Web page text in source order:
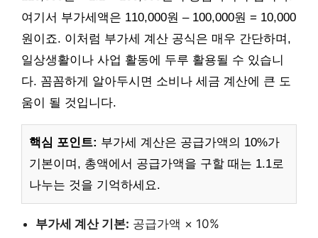
여기서 부가세액은 110,000원 – 100,000원 = 10,000
원이죠. 이처럼 부가세 계산 공식은 매우 간단하며,
일상생활이나 사업 활동에 두루 활용될 수 있습니
다. 꼼꼼하게 알아두시면 소비나 세금 계산에 큰 도
움이 될 것입니다.
핵심 포인트: 부가세 계산은 공급가액의 10%가
기본이며, 총액에서 공급가액을 구할 때는 1.1로
나누는 것을 기억하세요.
부가세 계산 기본: 공급가액 × 10%